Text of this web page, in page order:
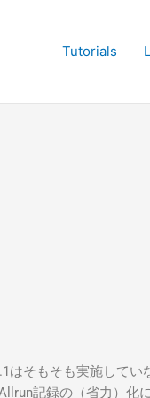
Tutorials
はそもそも実施してい
記録の（省力）化